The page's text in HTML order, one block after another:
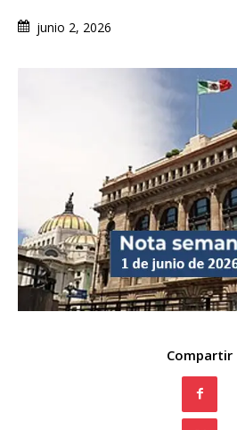
junio 2, 2026
Compartir